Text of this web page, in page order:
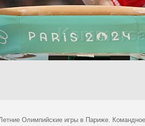
Олимпийские игры в Париже.